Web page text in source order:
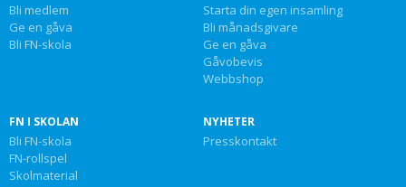
Bli medlem
Ge en gåva
Bli FN-skola
Starta din egen insamling
Bli månadsgivare
Ge en gåva
Gåvobevis
Webbshop
FN I SKOLAN
Bli FN-skola
FN-rollspel
Skolmaterial
NYHETER
Presskontakt